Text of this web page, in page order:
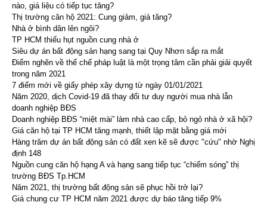
nào, giá liệu có tiếp tục tăng?
Thị trường căn hộ 2021: Cung giảm, giá tăng?
Nhà ở bình dân lên ngôi?
TP HCM thiếu hụt nguồn cung nhà ở
Siêu dự án bất động sản hạng sang tại Quy Nhơn sắp ra mắt
Điểm nghẽn về thể chế pháp luật là một trọng tâm cần phải giải quyết
trong năm 2021
7 điểm mới về giấy phép xây dựng từ ngày 01/01/2021
Năm 2020, dịch Covid-19 đã thay đổi tư duy người mua nhà lẫn
doanh nghiệp BĐS
Doanh nghiệp BĐS “miệt mài” làm nhà cao cấp, bỏ ngỏ nhà ở xã hội?
Giá căn hộ tại TP HCM tăng mạnh, thiết lập mặt bằng giá mới
Hàng trăm dự án bất động sản có đất xen kẽ sẽ được "cứu" nhờ Nghị
định 148
Nguồn cung căn hộ hạng A và hạng sang tiếp tục “chiếm sóng” thị
trường BĐS Tp.HCM
Năm 2021, thị trường bất động sản sẽ phục hồi trở lại?
Giá chung cư TP HCM năm 2021 được dự báo tăng tiếp 9%